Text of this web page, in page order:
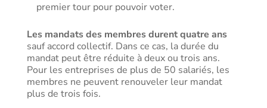
premier tour pour pouvoir voter.
Les mandats des membres durent quatre ans
sauf accord collectif. Dans ce cas, la durée du
mandat peut être réduite à deux ou trois ans.
Pour les entreprises de plus de 50 salariés, les
membres ne peuvent renouveler leur mandat
plus de trois fois.